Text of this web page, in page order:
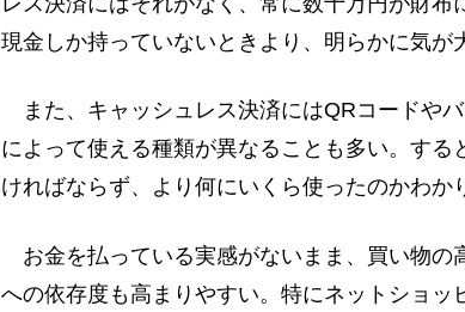
現金しか持っていないときより、明らかに気が
また、キャッシュレス決済にはQRコードや
によって使える種類が異なることも多い。する
ければならず、より何にいくら使ったのかわか
お金を払っている実感がないまま、買い物の
への依存度も高まりやすい。特にネットショッ